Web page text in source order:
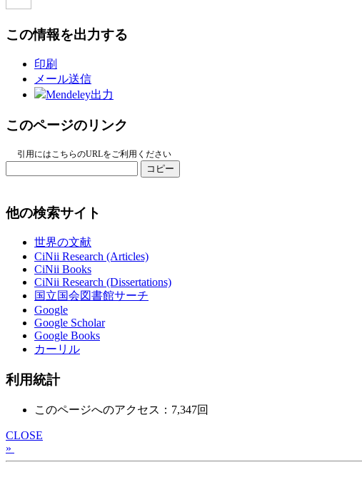
この情報を出力する
印刷
メール送信
Mendeley出力
このページのリンク
引用にはこちらのURLをご利用ください
コピー
他の検索サイト
世界の文献
CiNii Research (Articles)
CiNii Books
CiNii Research (Dissertations)
国立国会図書館サーチ
Google
Google Scholar
Google Books
カーリル
利用統計
このページへのアクセス：7,347回
CLOSE
»